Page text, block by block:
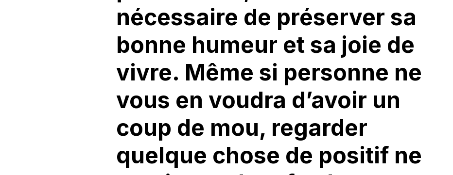
nécessaire de préserver sa
bonne humeur et sa joie de
vivre. Même si personne ne
vous en voudra d’avoir un
coup de mou, regarder
quelque chose de positif ne